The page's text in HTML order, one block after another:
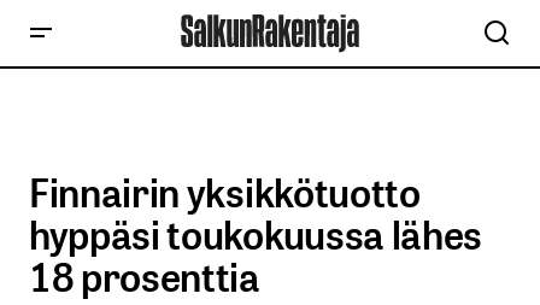
Finnairin yksikkötuotto
hyppäsi toukokuussa lähes
18 prosenttia